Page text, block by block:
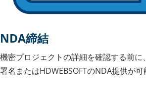
NDA締結
機密プロジェクトの詳細を確認する前
署名またはHDWEBSOFTのNDA提供が可